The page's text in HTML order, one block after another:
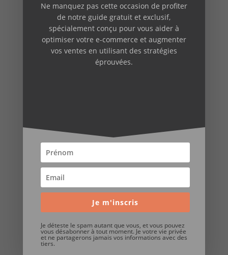
opensource
outils web
Permanences
Réflexions et conseils
Guide GRATUIT pour
booster votre E-Commerce
Inscrivez-vous à notre newsletter et recevez
éprouvées pour améliorer les ventes de votre
boutique en ligne.
Ne manquez pas cette occasion de profiter
de notre guide gratuit et exclusif,
spécialement conçu pour vous aider à
optimiser votre e-commerce et augmenter
vos ventes en utilisant des stratégies
éprouvées.
Je m'inscris
Je déteste le spam autant que vous, et vous pouvez
vous désabonner à tout moment. Je votre vie privée
et ne partagerons jamais vos informations avec des
tiers.